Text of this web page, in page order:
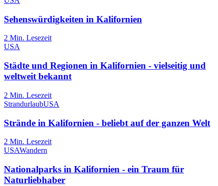
Sehenswürdigkeiten in Kalifornien
2 Min. Lesezeit
USA
Städte und Regionen in Kalifornien - vielseitig und
weltweit bekannt
2 Min. Lesezeit
StrandurlaubUSA
Strände in Kalifornien - beliebt auf der ganzen Welt
2 Min. Lesezeit
USAWandern
Nationalparks in Kalifornien - ein Traum für
Naturliebhaber